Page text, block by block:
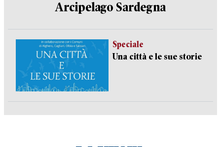
Arcipelago Sardegna
Speciale
Una città e le sue storie